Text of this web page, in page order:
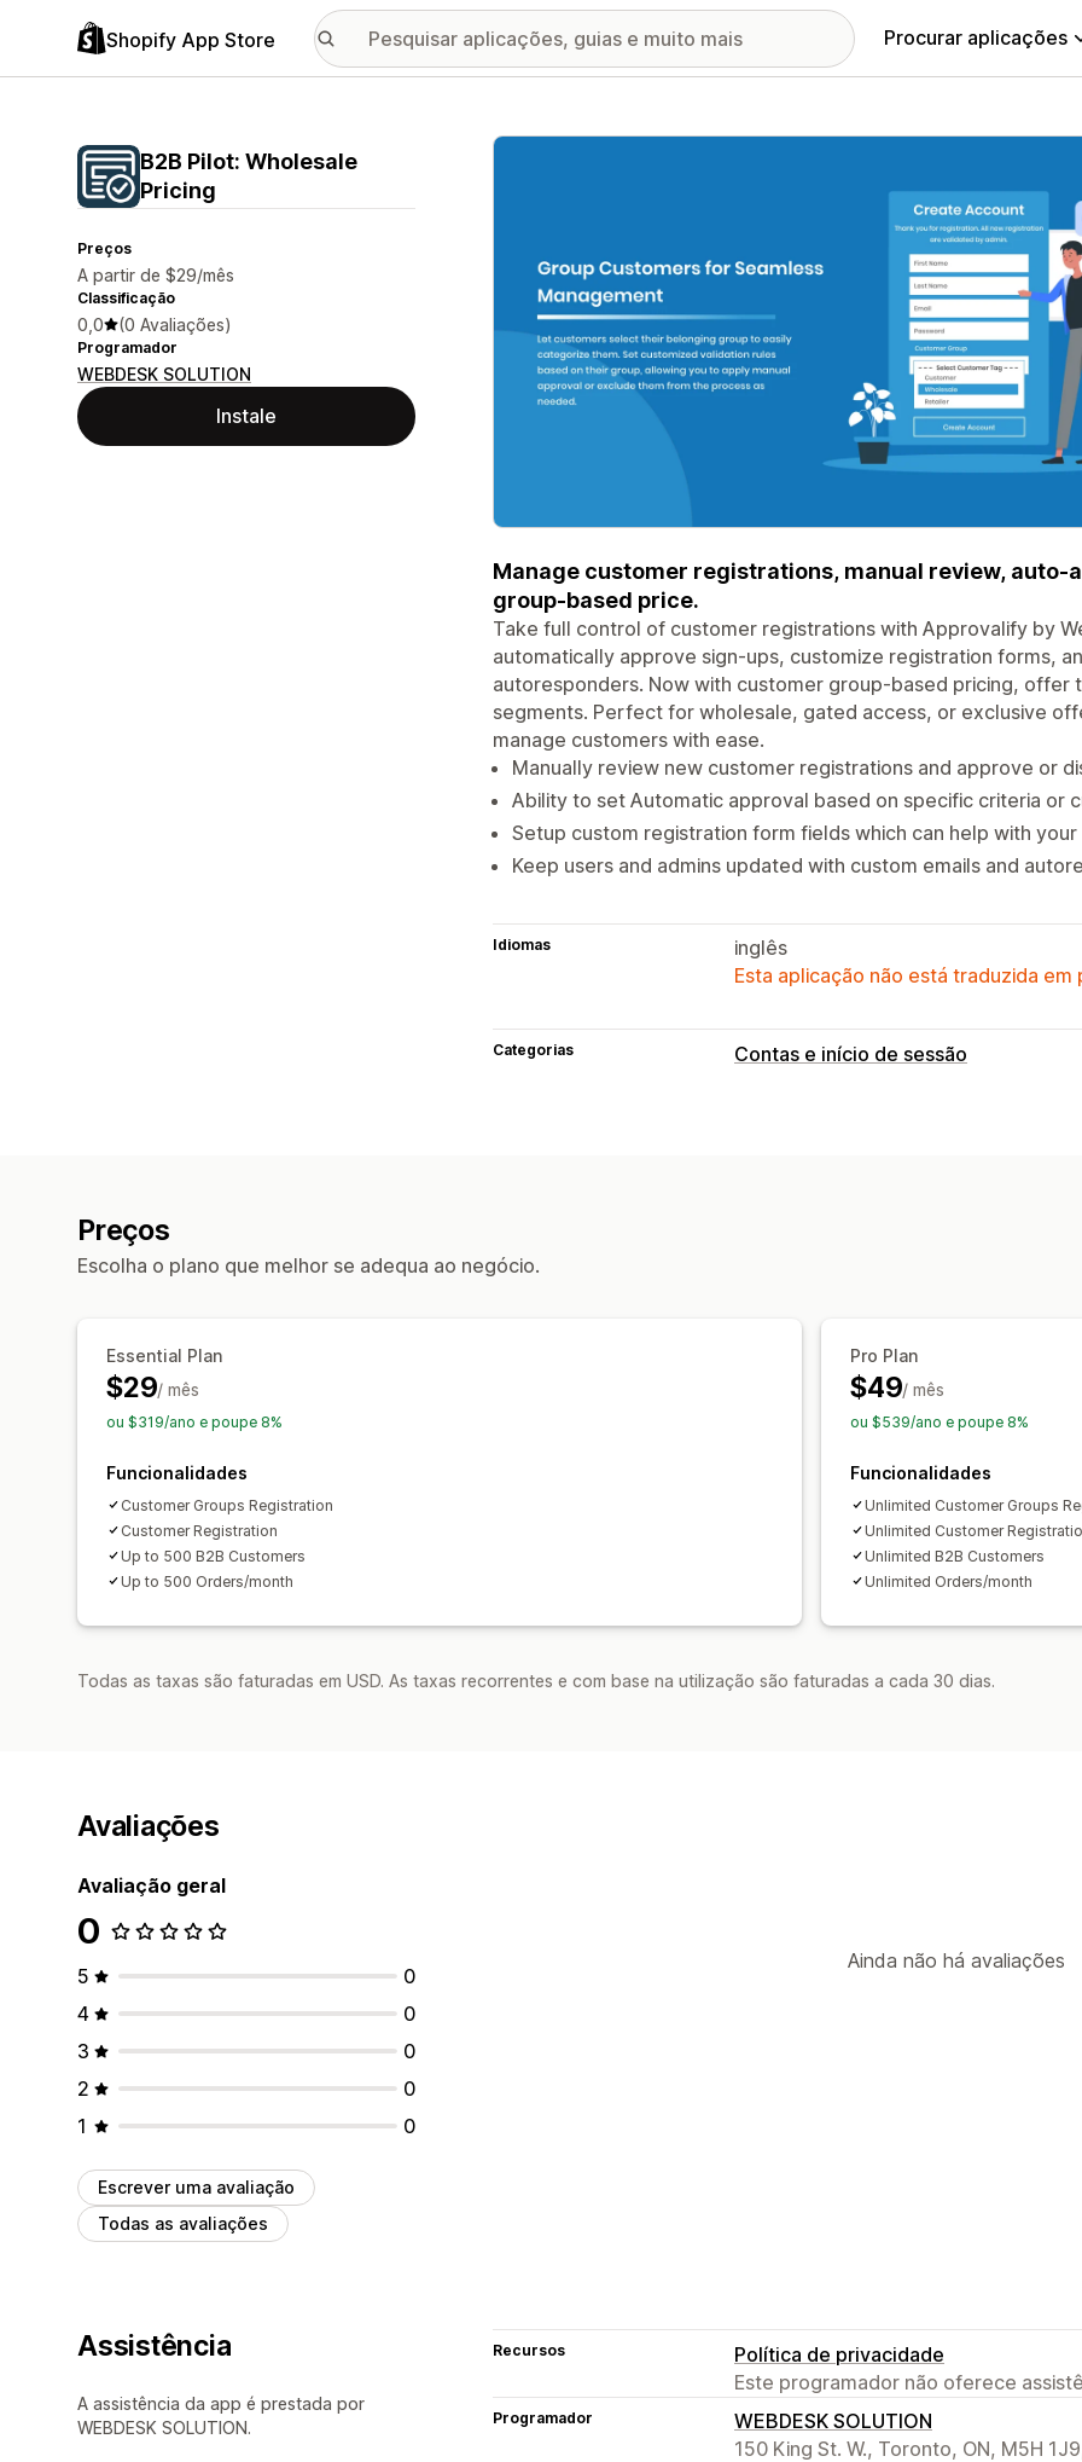
Shopify App Store Procurar aplicações
B2B Pilot: Wholesale
Pricing
Preços
A partir de $29/mês
Classificação
0,0 (0 Avaliações)
Programador
WEBDESK SOLUTION
Instale
Galeria de imagens em destaque
Manage customer registrations, manual review, auto-
group-based price.
Take full control of customer registrations with Approvalify by
automatically approve sign-ups, customize registration forms,
autoresponders. Now with customer group-based pricing, offer
segments. Perfect for wholesale, gated access, or exclusive
manage customers with ease.
Manually review new customer registrations and approve or
Ability to set Automatic approval based on specific criteria or
Setup custom registration form fields which can help with
Keep users and admins updated with custom emails and
Idiomas
inglês
Esta aplicação não está traduzida
Categorias Contas e início de sessão
Preços
Escolha o plano que melhor se adequa ao negócio.
Essential Plan
$29/ mês
ou $319/ano e poupe 8%
Funcionalidades
Customer Groups Registration
Customer Registration
Up to 500 B2B Customers
Up to 500 Orders/month
Pro Plan
$49/ mês
ou $539/ano e poupe 8%
Funcionalidades
Unlimited Customer Groups
Unlimited Customer
Unlimited B2B Customers
Unlimited Orders/month
Todas as taxas são faturadas em USD. As taxas recorrentes e com base na utilização são faturadas a cada 30 dias.
Avaliações
Avaliação geral
0
5
0
4
0
3
0
2
0
1
0
Escrever uma avaliação
Todas as avaliações
Ainda não há avaliações
Assistência
A assistência da app é prestada por
WEBDESK SOLUTION.
Recursos
Política de privacidade
Este programador não oferece
Programador
WEBDESK SOLUTION
150 King St. W., Toronto, ON, M5H